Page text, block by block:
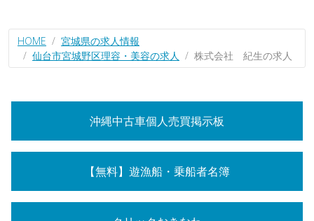
HOME
宮城県の求人情報
仙台市宮城野区理容・美容の求人
株式会社 紀生の求人
沖縄中古車個人売買掲示板
【無料】遊漁船・乗船者名簿